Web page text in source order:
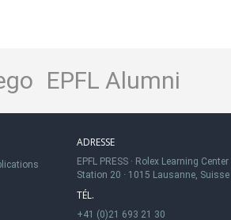
EPFL Alumni
ADRESSE
EPFL PRESS · Rolex Learning Center
Station 20 · 1015 Lausanne, Suisse
TÉL.
+41 (0)21 693 21 30